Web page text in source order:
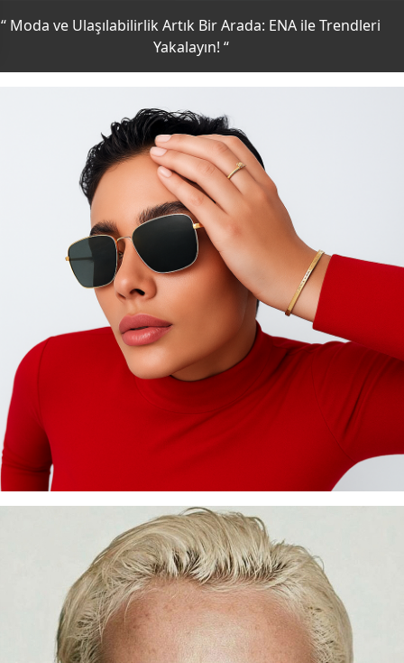
“ Moda ve Ulaşılabilirlik Artık Bir Arada: ENA ile Trendleri
Yakalayın! “